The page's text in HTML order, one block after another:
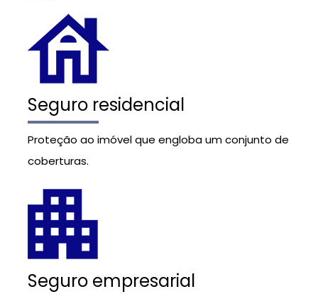
Seguro residencial
Proteção ao imóvel que engloba um conjunto de
coberturas.
Seguro empresarial